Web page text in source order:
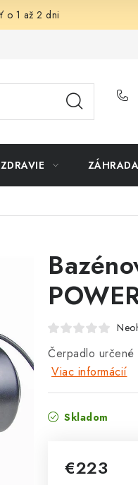
o 1 až 2 dni
osobných údajov
ZDRAVIE ZÁHRADA
Čerpadlo
Viac informácií
Skladom
€223